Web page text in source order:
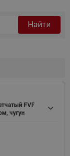
Найти
FVF
чугун